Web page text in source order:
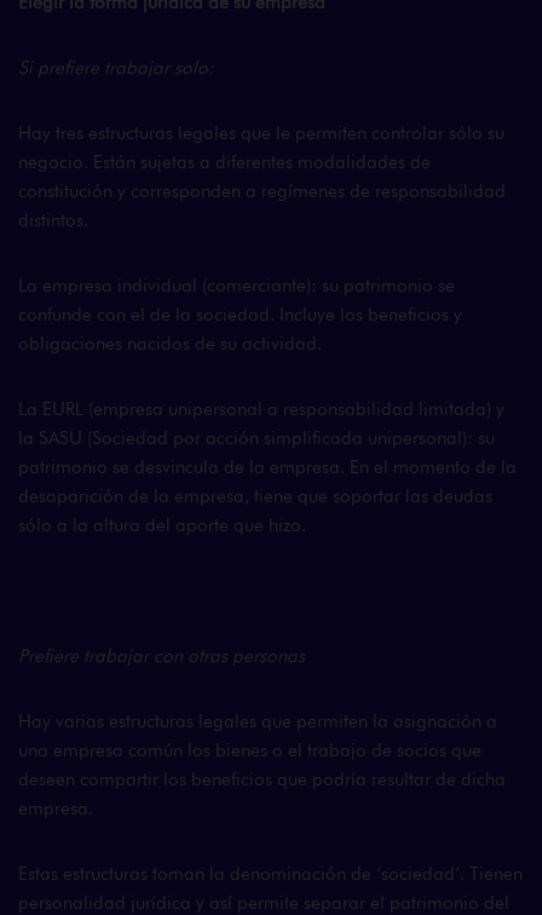
Si prefiere trabajar solo:
Hay tres estructuras legales que le permiten controlar sólo su
negocio. Están sujetas a diferentes modalidades de
constitución y corresponden a regímenes de responsabilidad
distintos.
La empresa individual (comerciante): su patrimonio se
confunde con el de la sociedad. Incluye los beneficios y
obligaciones nacidos de su actividad.
La EURL (empresa unipersonal a responsabilidad limitada) y
la SASU (Sociedad por acción simplificada unipersonal): su
patrimonio se desvincula de la empresa. En el momento de la
desaparición de la empresa, tiene que soportar las deudas
sólo a la altura del aporte que hizo.
Prefiere trabajar con otras personas
Hay varias estructuras legales que permiten la asignación a
una empresa común los bienes o el trabajo de socios que
deseen compartir los beneficios que podría resultar de dicha
empresa.
Estas estructuras toman la denominación de ‘sociedad’. Tienen
personalidad jurídica y así permite separar el patrimonio del